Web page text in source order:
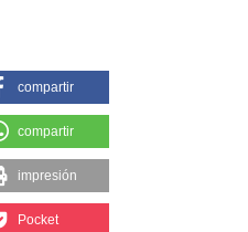
compartir
compartir
impresión
Pocket